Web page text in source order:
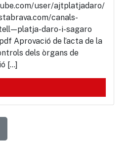
user/ajtplatjadaro/
canals-
daro-i-sagaro
pdf Aprovació de l’acta de la
dels òrgans de
[…]